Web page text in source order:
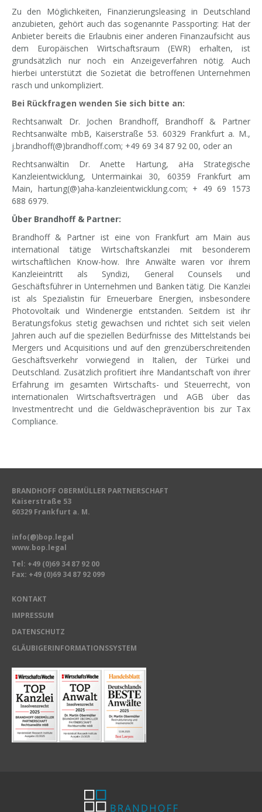
Zu den Möglichkeiten, Finanzierungsleasing in Deutschland
anzubieten, gehört auch das sogenannte Passporting: Hat der
Anbieter bereits die Erlaubnis einer anderen Finanzaufsicht aus
dem Europäischen Wirtschaftsraum (EWR) erhalten, ist
grundsätzlich nur noch ein Anzeigeverfahren nötig. Auch
hierbei unterstützt die Sozietät die betroffenen Unternehmen
rasch und unkompliziert.
Bei Rückfragen wenden Sie sich bitte an:
Rechtsanwalt Dr. Jochen Brandhoff, Brandhoff & Partner
Rechtsanwälte mbB, Kaiserstraße 53. 60329 Frankfurt a. M.,
j.brandhoff(@)brandhoff.com; +49 69 34 87 92 00, oder an
Rechtsanwältin Dr. Anette Hartung, aHa Strategische
Kanzleientwicklung, Untermainkai 30, 60359 Frankfurt am
Main, hartung(@)aha-kanzleientwicklung.com; + 49 69 1573
688 6979.
Über Brandhoff & Partner:
Brandhoff & Partner ist eine von Frankfurt am Main aus
international tätige Wirtschaftskanzlei mit besonderem
wirtschaftlichen Know-how. Ihre Anwälte waren vor ihrem
Kanzleieintritt als Syndizi, General Counsels und
Geschäftsführer in Unternehmen und Banken tätig. Die Kanzlei
ist als Spezialistin für Erneuerbare Energien, insbesondere
Photovoltaik und Windenergie entstanden. Seitdem ist ihr
Beratungsfokus stetig gewachsen und richtet sich seit vielen
Jahren auch auf die speziellen Bedürfnisse des Mittelstands bei
Mergers und Acquisitions und auf den grenzüberschreitenden
Geschäftsverkehr vorwiegend in Italien, der Türkei und
Deutschland. Zusätzlich profitiert ihre Mandantschaft von ihrer
Erfahrung im gesamten Wirtschafts- und Steuerrecht, von
internationalen Wirtschaftsverträgen und AGB über das
Investmentrecht und die Geldwäscheprävention bis zur Tax
Compliance.
BRANDHOFF OBERMÜLLER PARTNERSCHAFT
Kaiserstraße 53
60329 Frankfurt a. M.
info(@)bop.legal
www.bop.legal
Tel: +49 (0)69 34 87 92 00
Fax: +49 (0)69 34 87 92 099
KONTAKT
IMPRESSUM
DATENSCHUTZ
GLÄUBIGERINFORMATIONSSYSTEM